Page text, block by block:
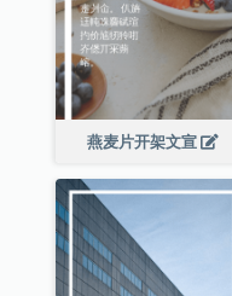
燕麦片开架文宣